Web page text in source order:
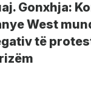
Gonxhja:
West
të